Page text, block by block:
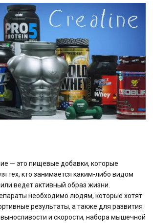
— это пищевые добавки, которые
тех, кто занимается каким-либо видом
ведет активный образ жизни.
необходимо людям, которые хотят
результаты, а также для развития
и скорости, набора мышечной